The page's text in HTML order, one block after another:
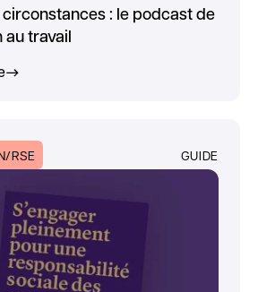
circonstances : le podcast de
au travail
RSE GUIDE